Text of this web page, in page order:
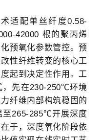
适配单丝纤度0.58-
42000 根的聚丙烯
预氧化参数管控。预
性纤维转变的核心工
起到决定性作用。工
，先在230-250℃环境
纤维内部构筑稳固的
至265-285℃开展深度
于，深度氧化阶段依